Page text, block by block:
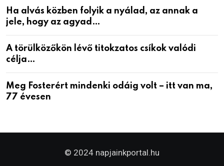
Ha alvás közben folyik a nyálad, az annak a
jele, hogy az agyad…
A törülközőkön lévő titokzatos csíkok valódi
célja…
Meg Fosterért mindenki odáig volt – itt van ma,
77 évesen
© 2024 napjainkportal.hu